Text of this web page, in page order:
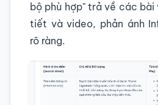
bộ phù hợp" trả về các bài
tiết và video, phản ánh
rõ ràng.